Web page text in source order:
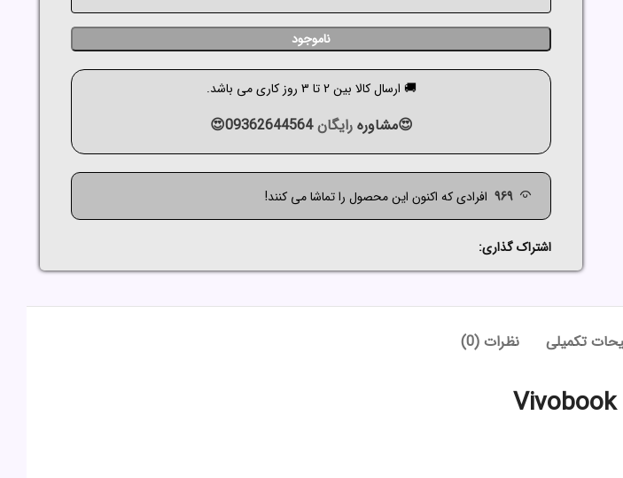
ناموجود
🚚 ارسال کالا بین 2 تا 3 روز کاری می باشد.
😍مشاورهرایگان09362644564😍
717 افرادی که اکنون این محصول را تماشا می کنند!
اشتراک گذاری:
تکمیلی نظرات (0)